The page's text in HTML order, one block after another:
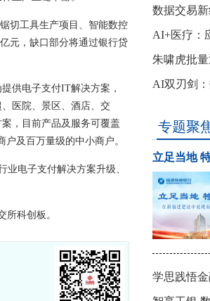
切工具生产项目、智能数控
元，缺口部分将通过银行贷
供电子支付IT解决方案，
医院、景区、酒店、交
，目前产品及服务可覆盖
及百万量级的中小商户。
业电子支付解决方案升级、
科创板。
数据交易
​AI+医疗：
致远
朱啸虎批
没“钱”途？
AI双刃剑
专题聚
立足当地
学思践悟